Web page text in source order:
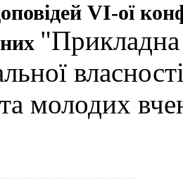
VІ-ої
"Прикладна
та молодих